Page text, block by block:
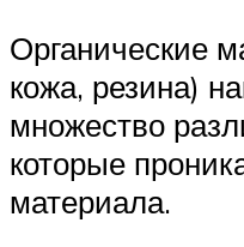
Органические
кожа, резина)
множество
которые
материала.